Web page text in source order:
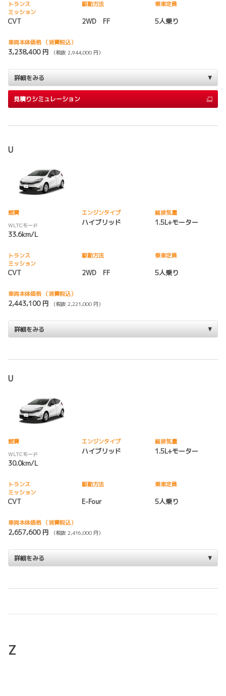
トランス
ミッション
CVT
駆動方法
2WD FF
乗車定員
5人乗り
車両本体価格 （消費税込）
3,238,400 円 （税抜 2,944,000 円）
詳細をみる
見積りシミュレーション
U
燃費
WLTCモード
33.6km/L
エンジンタイプ
ハイブリッド
総排気量
1.5L+モーター
トランス
ミッション
CVT
駆動方法
2WD FF
乗車定員
5人乗り
車両本体価格 （消費税込）
2,443,100 円 （税抜 2,221,000 円）
詳細をみる
U
燃費
WLTCモード
30.0km/L
エンジンタイプ
ハイブリッド
総排気量
1.5L+モーター
トランス
ミッション
CVT
駆動方法
E-Four
乗車定員
5人乗り
車両本体価格 （消費税込）
2,657,600 円 （税抜 2,416,000 円）
詳細をみる
Z